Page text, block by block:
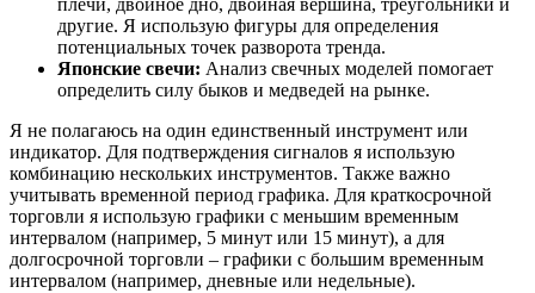
плечи, двойное дно, двойная вершина, треугольники и
другие. Я использую фигуры для определения
потенциальных точек разворота тренда.
Японские свечи: Анализ свечных моделей помогает
определить силу быков и медведей на рынке.
Я не полагаюсь на один единственный инструмент или
индикатор. Для подтверждения сигналов я использую
комбинацию нескольких инструментов. Также важно
учитывать временной период графика. Для краткосрочной
торговли я использую графики с меньшим временным
интервалом (например, 5 минут или 15 минут), а для
долгосрочной торговли – графики с большим временным
интервалом (например, дневные или недельные).